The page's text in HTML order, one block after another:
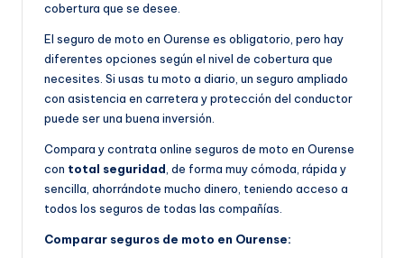
cobertura que se desee.
El seguro de moto en Ourense es obligatorio, pero hay
diferentes opciones según el nivel de cobertura que
necesites. Si usas tu moto a diario, un seguro ampliado
con asistencia en carretera y protección del conductor
puede ser una buena inversión.
Compara y contrata online seguros de moto en Ourense
con total seguridad, de forma muy cómoda, rápida y
sencilla, ahorrándote mucho dinero, teniendo acceso a
todos los seguros de todas las compañías.
Comparar seguros de moto en Ourense: